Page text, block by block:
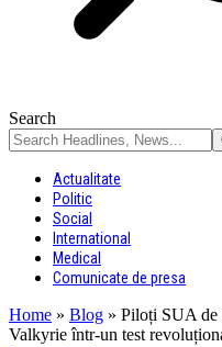
Search
Actualitate
Politic
Social
International
Medical
Comunicate de presa
Home » Blog » Piloți SUA de
Valkyrie într-un test